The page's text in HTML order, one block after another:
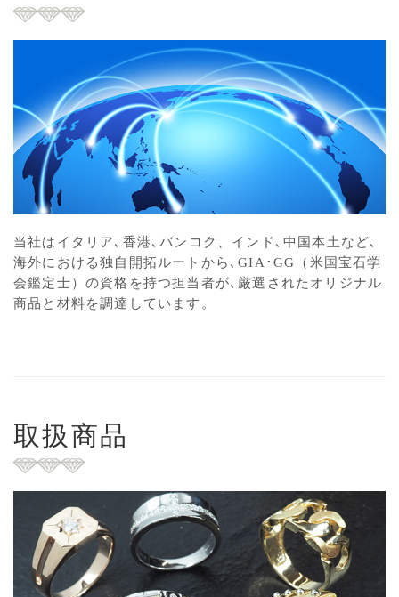
当社はイタリア､香港､バンコク、インド､中国本土など､
海外における独自開拓ルートから､GIA･GG（米国宝石学
会鑑定士）の資格を持つ担当者が､厳選されたオリジナル
商品と材料を調達しています。
取扱商品